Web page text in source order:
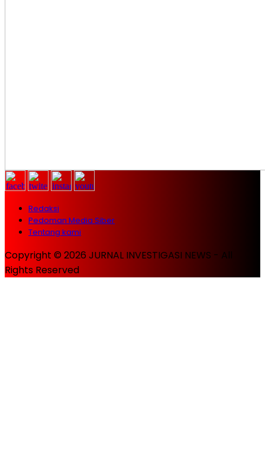
Redaksi
Pedoman Media Siber
Tentang kami
Copyright © 2026 JURNAL INVESTIGASI NEWS - All
Rights Reserved